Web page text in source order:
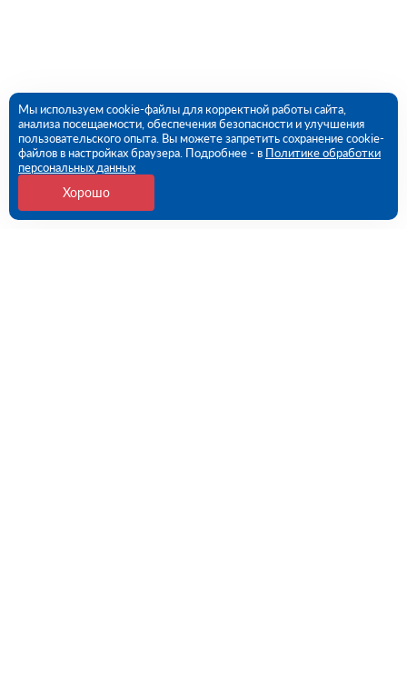
Мы используем cookie-файлы для корректной работы сайта,
анализа посещаемости, обеспечения безопасности и улучшения
пользовательского опыта. Вы можете запретить сохранение cookie-
файлов в настройках браузера. Подробнее - в Политике обработки
персональных данных
Хорошо